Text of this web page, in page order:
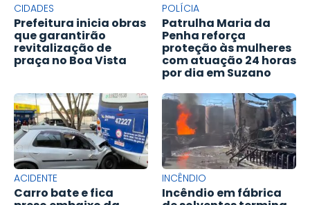
CIDADES
Prefeitura inicia obras
que garantirão
revitalização de
praça no Boa Vista
POLÍCIA
Patrulha Maria da
Penha reforça
proteção às mulheres
com atuação 24 horas
por dia em Suzano
ACIDENTE
Carro bate e fica
INCÊNDIO
Incêndio em fábrica